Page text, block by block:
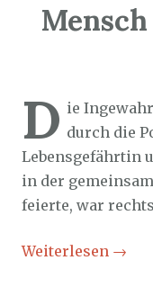
D ie
durch die
Lebensgefährtin
in der
feierte, war
Weiterlesen →